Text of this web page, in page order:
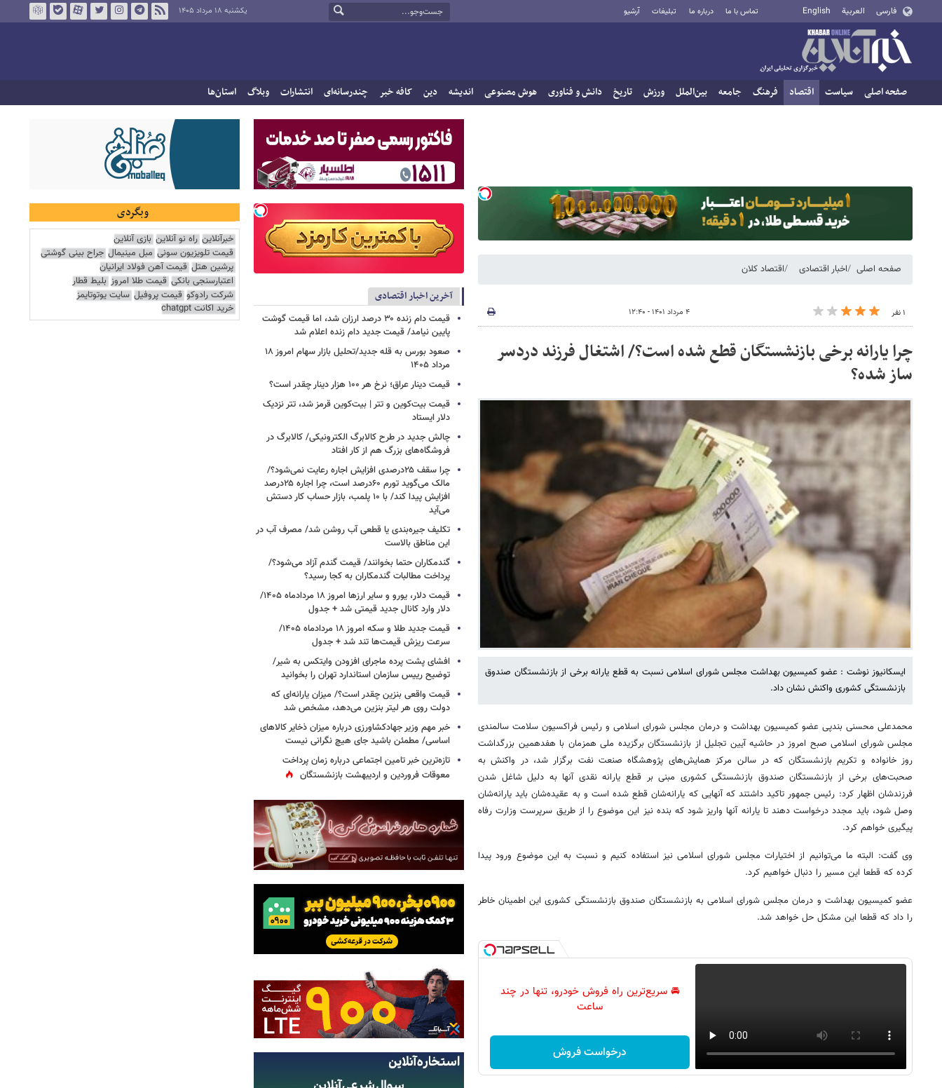
فارسی العربية English تماس با ما درباره ما تبلیغات آرشیو یکشنبه ۱۸ مرداد ۱۴۰۵
صفحه اصلی سیاست اقتصاد فرهنگ جامعه بین‌الملل ورزش تاریخ دانش و فناوری هوش مصنوعی اندیشه دین کافه خبر چندرسانه‌ای انتشارات وبلاگ استان‌ها
صفحه اصلی اخبار اقتصادی اقتصاد کلان
۱ نفر ۴ مرداد ۱۴۰۱ - ۱۲:۴۰
چرا یارانه برخی بازنشستگان قطع شده است؟/ اشتغال فرزند دردسر
ساز شده؟
ایسکانیوز نوشت : عضو کمیسیون بهداشت مجلس شورای اسلامی نسبت به قطع یارانه برخی از بازنشستگان صندوق
بازنشستگی کشوری واکنش نشان داد.
محمدعلی محسنی بندپی عضو کمیسیون بهداشت و درمان مجلس شورای اسلامی و رئیس فراکسیون سلامت سالمندی
مجلس شورای اسلامی صبح امروز در حاشیه آیین تجلیل از بازنشستگان برگزیده ملی همزمان با هفدهمین بزرگداشت
روز خانواده و تکریم بازنشستگان که در سالن مرکز همایش‌های پژوهشگاه صنعت نفت برگزار شد، در واکنش به
صحبت‌های برخی از بازنشستگان صندوق بازنشستگی کشوری مبنی بر قطع یارانه نقدی آنها به دلیل شاغل شدن
فرزندشان اظهار کرد: رئیس جمهور تاکید داشتند که آنهایی که یارانه‌شان قطع شده است و به عقیده‌شان باید یارانه‌شان
وصل شود، باید مجدد درخواست دهند تا یارانه آنها واریز شود که بنده نیز این موضوع را از طریق سرپرست وزارت رفاه
پیگیری خواهم کرد.
وی گفت: البته ما می‌توانیم از اختیارات مجلس شورای اسلامی نیز استفاده کنیم و نسبت به این موضوع ورود پیدا
کرده که قطعا این مسیر را دنبال خواهیم کرد.
عضو کمیسیون بهداشت و درمان مجلس شورای اسلامی به بازنشستگان صندوق بازنشستگی کشوری این اطمینان خاطر
را داد که قطعا این مشکل حل خواهد شد.
🚘 سریع‌ترین راه فروش خودرو، تنها در چند
ساعت
درخواست فروش
آخرین اخبار اقتصادی
قیمت دام زنده ۳۰ درصد ارزان شد، اما قیمت گوشت
پایین نیامد/ قیمت جدید دام زنده اعلام شد
صعود بورس به قله جدید/تحلیل بازار سهام امروز ۱۸
مرداد ۱۴۰۵
قیمت دینار عراق؛ نرخ هر ۱۰۰ هزار دینار چقدر است؟
قیمت بیت‌کوین و تتر | بیت‌کوین قرمز شد، تتر نزدیک
دلار ایستاد
چالش جدید در طرح کالابرگ الکترونیکی/ کالابرگ در
فروشگاه‌های بزرگ هم از کار افتاد
چرا سقف ۲۵درصدی افزایش اجاره رعایت نمی‌شود؟/
مالک می‌گوید تورم ۶۰درصد است، چرا اجاره ۲۵درصد
افزایش پیدا کند/ با ۱۰ پلمب، بازار حساب کار دستش
می‌آید
تکلیف جیره‌بندی یا قطعی آب روشن شد/ مصرف آب در
این مناطق بالاست
گندمکاران حتما بخوانند/ قیمت گندم آزاد می‌شود؟/
پرداخت مطالبات گندمکاران به کجا رسید؟
قیمت دلار، یورو و سایر ارزها امروز ۱۸ مردادماه ۱۴۰۵/
دلار وارد کانال جدید قیمتی شد + جدول
قیمت جدید طلا و سکه امروز ۱۸ مردادماه ۱۴۰۵/
سرعت ریزش قیمت‌ها تند شد + جدول
افشای پشت پرده ماجرای افزودن وایتکس به شیر/
توضیح رییس سازمان استاندارد تهران را بخوانید
قیمت واقعی بنزین چقدر است؟/ میزان یارانه‌ای که
دولت روی هر لیتر بنزین می‌دهد، مشخص شد
خبر مهم وزیر جهادکشاورزی درباره میزان ذخایر کالاهای
اساسی/ مطمئن باشید جای هیچ نگرانی نیست
تازه‌ترین خبر تامین اجتماعی درباره زمان پرداخت
معوقات فروردین و اردیبهشت بازنشستگان
وبگردی
خبرآنلاین راه نو آنلاین بازی آنلاین
قیمت تلویزیون سونی مبل مینیمال جراح بینی گوشتی
پرشین هتل قیمت آهن فولاد ایرانیان
اعتبارسنجی بانکی قیمت طلا امروز بلیط قطار
شرکت رادوکو قیمت پروفیل سایت یوتوتایمز
خرید اکانت chatgpt